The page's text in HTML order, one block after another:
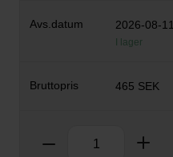
2026-08-11
I lager
465 SEK
Ta bort